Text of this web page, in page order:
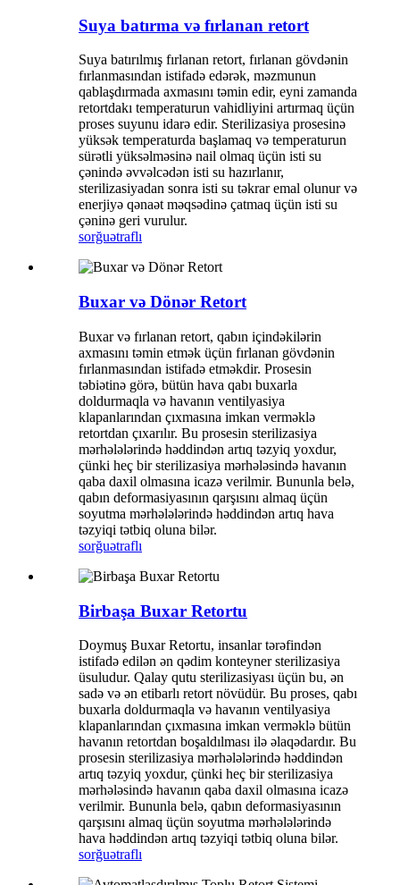
Suya batırma və fırlanan retort
Suya batırılmış fırlanan retort, fırlanan gövdənin
fırlanmasından istifadə edərək, məzmunun
qablaşdırmada axmasını təmin edir, eyni zamanda
retortdakı temperaturun vahidliyini artırmaq üçün
proses suyunu idarə edir. Sterilizasiya prosesinə
yüksək temperaturda başlamaq və temperaturun
sürətli yüksəlməsinə nail olmaq üçün isti su
çənində əvvəlcədən isti su hazırlanır,
sterilizasiyadan sonra isti su təkrar emal olunur və
enerjiyə qənaət məqsədinə çatmaq üçün isti su
çəninə geri vurulur.
sorğuətraflı
Buxar və Dönər Retort
Buxar və fırlanan retort, qabın içindəkilərin
axmasını təmin etmək üçün fırlanan gövdənin
fırlanmasından istifadə etməkdir. Prosesin
təbiətinə görə, bütün hava qabı buxarla
doldurmaqla və havanın ventilyasiya
klapanlarından çıxmasına imkan verməklə
retortdan çıxarılır. Bu prosesin sterilizasiya
mərhələlərində həddindən artıq təzyiq yoxdur,
çünki heç bir sterilizasiya mərhələsində havanın
qaba daxil olmasına icazə verilmir. Bununla belə,
qabın deformasiyasının qarşısını almaq üçün
soyutma mərhələlərində həddindən artıq hava
təzyiqi tətbiq oluna bilər.
sorğuətraflı
Birbaşa Buxar Retortu
Doymuş Buxar Retortu, insanlar tərəfindən
istifadə edilən ən qədim konteyner sterilizasiya
üsuludur. Qalay qutu sterilizasiyası üçün bu, ən
sadə və ən etibarlı retort növüdür. Bu proses, qabı
buxarla doldurmaqla və havanın ventilyasiya
klapanlarından çıxmasına imkan verməklə bütün
havanın retortdan boşaldılması ilə əlaqədardır. Bu
prosesin sterilizasiya mərhələlərində həddindən
artıq təzyiq yoxdur, çünki heç bir sterilizasiya
mərhələsində havanın qaba daxil olmasına icazə
verilmir. Bununla belə, qabın deformasiyasının
qarşısını almaq üçün soyutma mərhələlərində
hava həddindən artıq təzyiqi tətbiq oluna bilər.
sorğuətraflı